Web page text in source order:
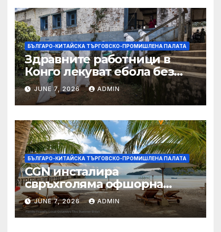
БЪЛГАРО-КИТАЙСКА ТЪРГОВСКО-ПРОМИШЛЕНА ПАЛАТА
Здравните работници в
Конго лекуват ебола без
заплащане, докато СЗО
търси ресурси
JUNE 7, 2026 ADMIN
БЪЛГАРО-КИТАЙСКА ТЪРГОВСКО-ПРОМИШЛЕНА ПАЛАТА
CGN инсталира
свръхголяма офшорна
вятърна турбина с мощност
18 MW в Гуангдонг
JUNE 7, 2026 ADMIN